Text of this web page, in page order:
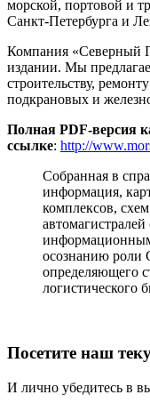
морской, портовой и
Санкт-Петербурга и
Компания «Северный
издании. Мы
строительству,
подкрановых и
Полная PDF-версия
ссылке: http://
Собранная в
информация,
комплексов,
осознанию роли
определяющего
логистического
Посетите наш
И лично убедитесь в